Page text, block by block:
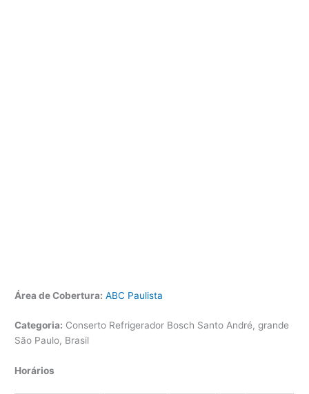
Área de Cobertura: ABC Paulista
Categoria: Conserto Refrigerador Bosch Santo André, grande
São Paulo, Brasil
Horários